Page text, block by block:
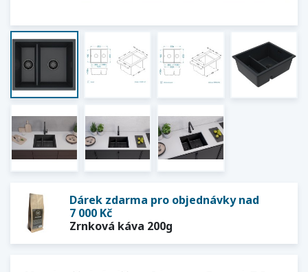
Dárek zdarma pro objednávky nad
7 000 Kč
Zrnková káva 200g